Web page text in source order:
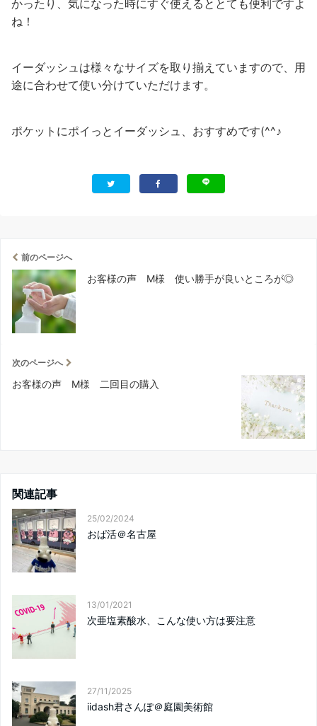
かったり、気になった時にすぐ使えるととても便利ですよ
ね！
イーダッシュは様々なサイズを取り揃えていますので、用
途に合わせて使い分けていただけます。
ポケットにポイっとイーダッシュ、おすすめです(^^♪
前のページへ
お客様の声 M様 使い勝手が良いところが◎
次のページへ
お客様の声 M様 二回目の購入
関連記事
25/02/2024
おぱ活＠名古屋
13/01/2021
次亜塩素酸水、こんな使い方は要注意
27/11/2025
iidash君さんぽ＠庭園美術館